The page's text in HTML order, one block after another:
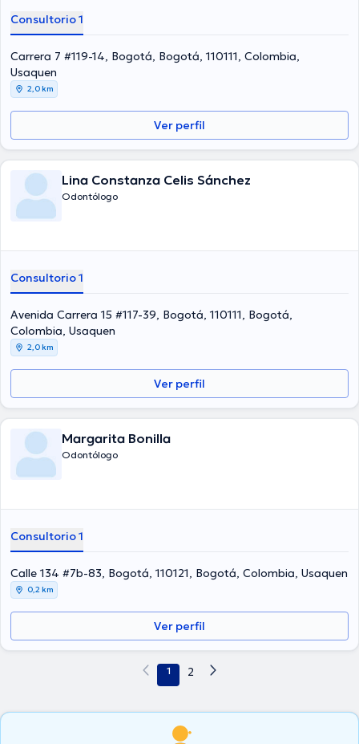
Consultorio 1
Carrera 7 #119-14, Bogotá, Bogotá, 110111, Colombia,
Usaquen
2,0 km
Ver perfil
Lina Constanza Celis Sánchez
Odontólogo
Consultorio 1
Avenida Carrera 15 #117-39, Bogotá, 110111, Bogotá,
Colombia, Usaquen
2,0 km
Ver perfil
Margarita Bonilla
Odontólogo
Consultorio 1
Calle 134 #7b-83, Bogotá, 110121, Bogotá, Colombia, Usaquen
0,2 km
Ver perfil
1 2